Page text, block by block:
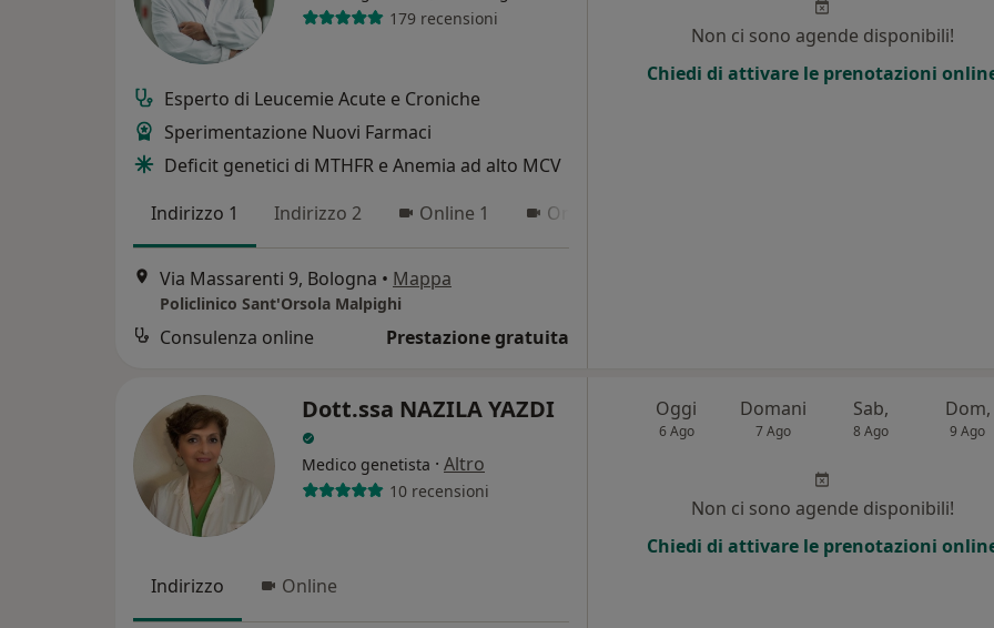
179 recensioni
Esperto di Leucemie Acute e Croniche
Sperimentazione Nuovi Farmaci
Deficit genetici di MTHFR e Anemia ad alto MCV
Indirizzo 1
Indirizzo 2 Online 1 Online 2
Via Massarenti 9, Bologna • Mappa
Policlinico Sant'Orsola Malpighi
Consulenza online Prestazione gratuita
Non ci sono agende disponibili!
Chiedi di attivare le prenotazioni
Dott.ssa NAZILA YAZDI
Medico genetista · Altro
10 recensioni
Indirizzo Online
Oggi
6 Ago
Domani
7 Ago
Sab,
8 Ago
Dom,
9 Ago
Non ci sono agende disponibili!
Chiedi di attivare le prenotazioni